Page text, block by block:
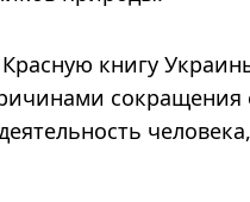
книгу
сокращения